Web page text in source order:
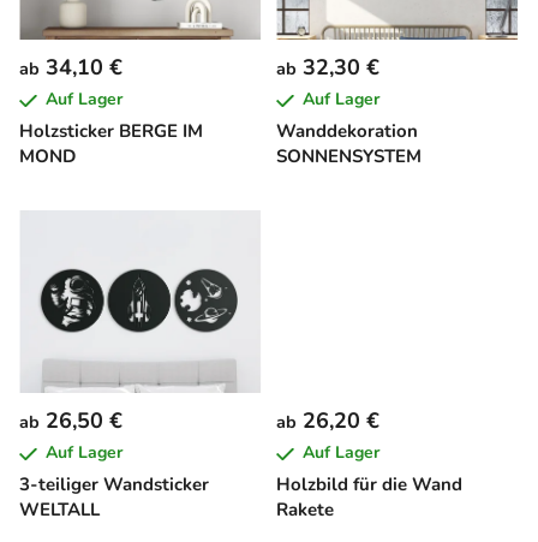
d
e
r
P
r
d
Holzsticker BERGE IM
MOND
ab 34,10 €
Auf Lager
Wanddekoration
SONNENSYSTEM
ab 32,30 €
Auf Lager
3-teiliger Wandsticker
WELTALL
ab 26,50 €
Auf Lager
Holzbild für die Wand
Rakete
ab 26,20 €
Auf Lager